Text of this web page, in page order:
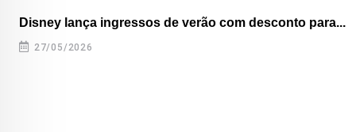
Disney lança ingressos de verão com desconto para...
27/05/2026